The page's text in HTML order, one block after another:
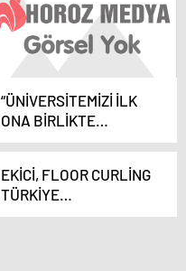
“ÜNİVERSİTEMİZİ İLK
ONA BİRLİKTE
TAŞIYACAĞIZ”
EKİCİ, FLOOR CURLİNG
TÜRKİYE
ŞAMPİYONLARINI